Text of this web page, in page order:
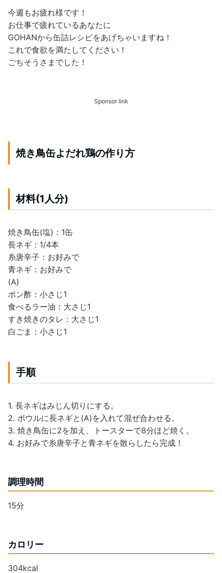
今週もお疲れ様です！
お仕事で疲れているあなたに
GOHANから缶詰レシピをあげちゃいますね！
これで食欲を満たしてください！
ごちそうさまでした！
Sponsor link
焼き鳥缶よだれ鶏の作り方
材料(1人分)
焼き鳥缶(塩)：1缶
長ネギ：1/4本
糸唐辛子：お好みで
青ネギ：お好みで
(A)
ポン酢：小さじ1
食べるラー油：大さじ1
すき焼きのタレ：大さじ1
白ごま：小さじ1
手順
1. 長ネギはみじん切りにする。
2. ボウルに長ネギと(A)を入れて混ぜ合わせる。
3. 焼き鳥缶に2を加え、トースターで8分ほど焼く。
4. お好みで糸唐辛子と青ネギを散らしたら完成！
調理時間
15分
カロリー
304kcal